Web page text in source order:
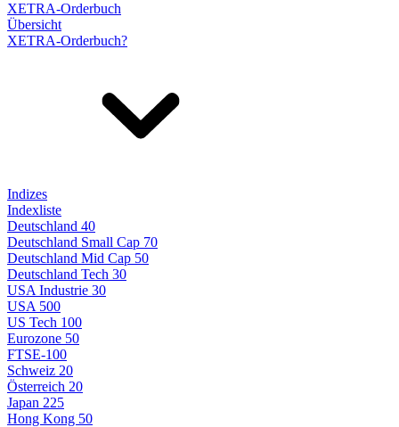
XETRA-Orderbuch
Übersicht
XETRA-Orderbuch?
Indizes
Indexliste
Deutschland 40
Deutschland Small Cap 70
Deutschland Mid Cap 50
Deutschland Tech 30
USA Industrie 30
USA 500
US Tech 100
Eurozone 50
FTSE-100
Schweiz 20
Österreich 20
Japan 225
Hong Kong 50